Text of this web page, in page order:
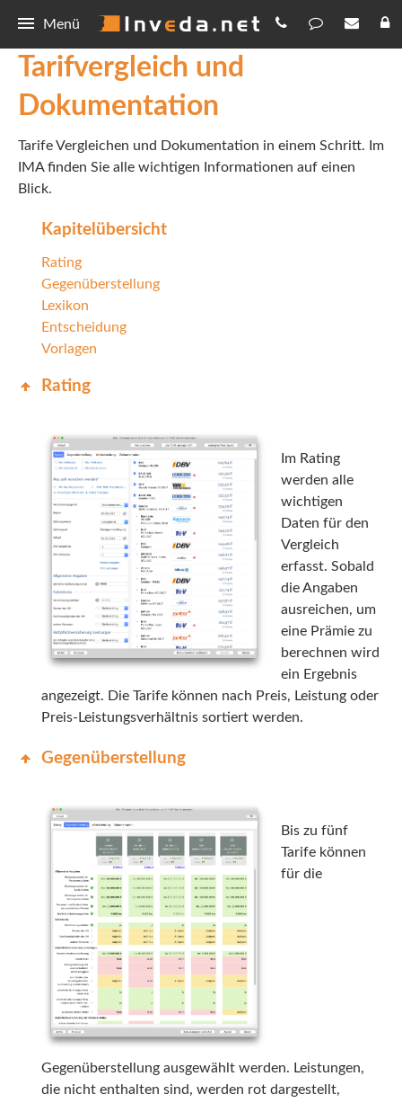
Menü
IMA
Tarifvergleich und Dokumentation
Anpassen
IMAFile
Schnellvergleich
Punkteberechnung
Digitale Antragsstrecke
Erklärvideos
Hilfe
IMASync
Kurzanleitung
Integration
Make.com
Kunden-App
Download
Invers Makler Assistent
IMA+
Mailvorlagen
Updates
Invers Makler Assistent
IMA+
Tarife
Forum
Allgemeines
Updates
IMASync
Sach
Leben
Kranken
Investment
Kontakt
Kontakt
Datenschutz
Onlinerechner
Rechenhelfer
Tarifvergleich und
Dokumentation
Tarife Vergleichen und Dokumentation in einem Schritt. Im
IMA finden Sie alle wichtigen Informationen auf einen
Blick.
Kapitelübersicht
Rating
Gegenüberstellung
Lexikon
Entscheidung
Vorlagen
Rating
Im Rating
werden alle
wichtigen
Daten für den
Vergleich
erfasst. Sobald
die Angaben
ausreichen, um
eine Prämie zu
berechnen wird
ein Ergebnis
angezeigt. Die Tarife können nach Preis, Leistung oder
Preis-Leistungsverhältnis sortiert werden.
Gegenüberstellung
Bis zu fünf
Tarife können
für die
Gegenüberstellung ausgewählt werden. Leistungen,
die nicht enthalten sind, werden rot dargestellt,